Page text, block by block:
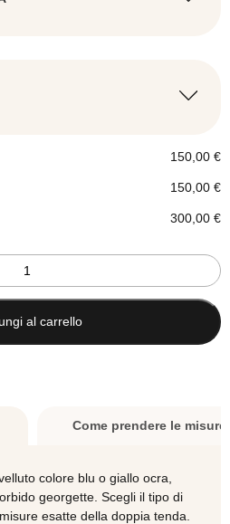
150,00€
150,00€
300,00€
al carrello
Come prendere le misure
colore blu o giallo ocra,
georgette. Scegli il tipo di
esatte della doppia tenda.